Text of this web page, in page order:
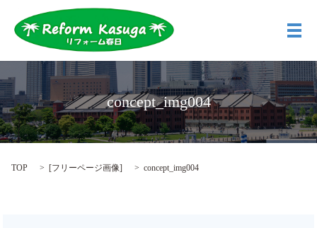
メ
concept_img004
TOP [フリーページ画像] concept_img004